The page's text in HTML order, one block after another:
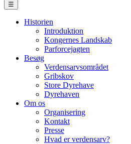
☰
Historien
Introduktion
Kongernes Landskab
Parforcejagten
Besøg
Verdensarvsområdet
Gribskov
Store Dyrehave
Dyrehaven
Om os
Organisering
Kontakt
Presse
Hvad er verdensarv?